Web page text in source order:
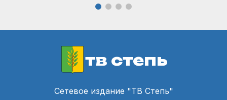
тв степь
Сетевое издание "ТВ Степь"